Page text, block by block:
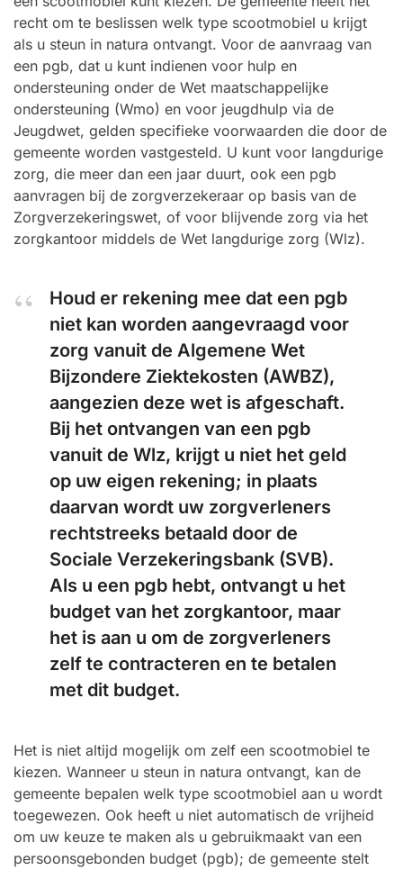
recht om te beslissen welk type scootmobiel u krijgt
als u steun in natura ontvangt. Voor de aanvraag van
een pgb, dat u kunt indienen voor hulp en
ondersteuning onder de Wet maatschappelijke
ondersteuning (Wmo) en voor jeugdhulp via de
Jeugdwet, gelden specifieke voorwaarden die door de
gemeente worden vastgesteld. U kunt voor langdurige
zorg, die meer dan een jaar duurt, ook een pgb
aanvragen bij de zorgverzekeraar op basis van de
Zorgverzekeringswet, of voor blijvende zorg via het
zorgkantoor middels de Wet langdurige zorg (Wlz).
Houd er rekening mee dat een pgb
niet kan worden aangevraagd voor
zorg vanuit de Algemene Wet
Bijzondere Ziektekosten (AWBZ),
aangezien deze wet is afgeschaft.
Bij het ontvangen van een pgb
vanuit de Wlz, krijgt u niet het geld
op uw eigen rekening; in plaats
daarvan wordt uw zorgverleners
rechtstreeks betaald door de
Sociale Verzekeringsbank (SVB).
Als u een pgb hebt, ontvangt u het
budget van het zorgkantoor, maar
het is aan u om de zorgverleners
zelf te contracteren en te betalen
met dit budget.
Het is niet altijd mogelijk om zelf een scootmobiel te
kiezen. Wanneer u steun in natura ontvangt, kan de
gemeente bepalen welk type scootmobiel aan u wordt
toegewezen. Ook heeft u niet automatisch de vrijheid
om uw keuze te maken als u gebruikmaakt van een
persoonsgebonden budget (pgb); de gemeente stelt